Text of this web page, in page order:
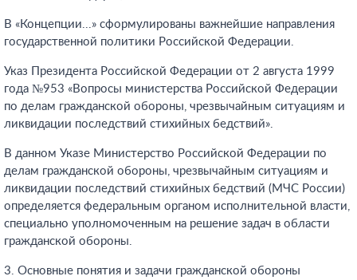
В «Концепции...» сформулированы важнейшие направления
государственной политики Российской Федерации.
Указ Президента Российской Федерации от 2 августа 1999
года №953 «Вопросы министерства Российской Федерации
по делам гражданской обороны, чрезвычайным ситуациям и
ликвидации последствий стихийных бедствий».
В данном Указе Министерство Российской Федерации по
делам гражданской обороны, чрезвычайным ситуациям и
ликвидации последствий стихийных бедствий (МЧС России)
определяется федеральным органом исполнительной власти,
специально уполномоченным на решение задач в области
гражданской обороны.
3. Основные понятия и задачи гражданской обороны